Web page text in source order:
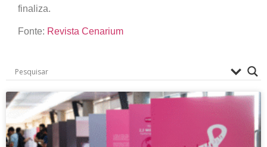
finaliza.
Fonte: Revista Cenarium